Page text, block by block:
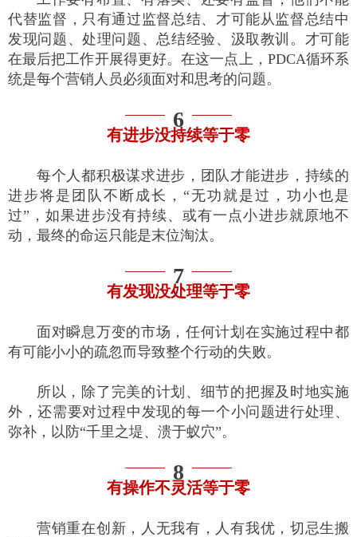
代替监督，只有通过监督总结、才可能从监督总结中
发现问题、处理问题、总结经验、汲取教训。才可能
在最后把工作开展得更好。在这一点上，PDCA循环系
统是每个营销人员必须面对和思考的问题。
6
有进步没持续等于零
每个人都积极谋求进步，团队才能进步，持续的
进步将是团队不断成长，“无功就是过，功小也是
过”，如果进步没有持续、或有一点小进步就原地不
动，最终的命运只能是末位淘汰。
7
有发现没处理等于零
面对瞬息万变的市场，任何计划在实施过程中都
有可能小小的疏忽而导致整个行动的失败。
所以，除了完美的计划、细节的把握及时地实施
外，还需要对过程中发现的每一个小问题进行处理、
弥补，以防“千里之堤、溃于蚁穴”。
8
有操作不灵活等于零
营销重在创新，人无我有，人有我优，切忌生搬